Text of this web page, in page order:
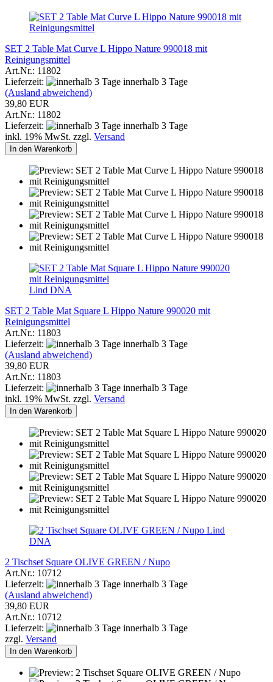
SET 2 Table Mat Curve L Hippo Nature 990018 mit
Reinigungsmittel
Art.Nr.: 11802
Lieferzeit:
innerhalb 3 Tage
(Ausland abweichend)
39,80 EUR
Art.Nr.: 11802
Lieferzeit:
innerhalb 3 Tage
inkl. 19% MwSt. zzgl. Versand
In den Warenkorb
Lind DNA
SET 2 Table Mat Square L Hippo Nature 990020 mit
Reinigungsmittel
Art.Nr.: 11803
Lieferzeit:
innerhalb 3 Tage
(Ausland abweichend)
39,80 EUR
Art.Nr.: 11803
Lieferzeit:
innerhalb 3 Tage
inkl. 19% MwSt. zzgl. Versand
In den Warenkorb
Lind
DNA
2 Tischset Square OLIVE GREEN / Nupo
Art.Nr.: 10712
Lieferzeit:
innerhalb 3 Tage
(Ausland abweichend)
39,80 EUR
Art.Nr.: 10712
Lieferzeit:
innerhalb 3 Tage
zzgl. Versand
In den Warenkorb